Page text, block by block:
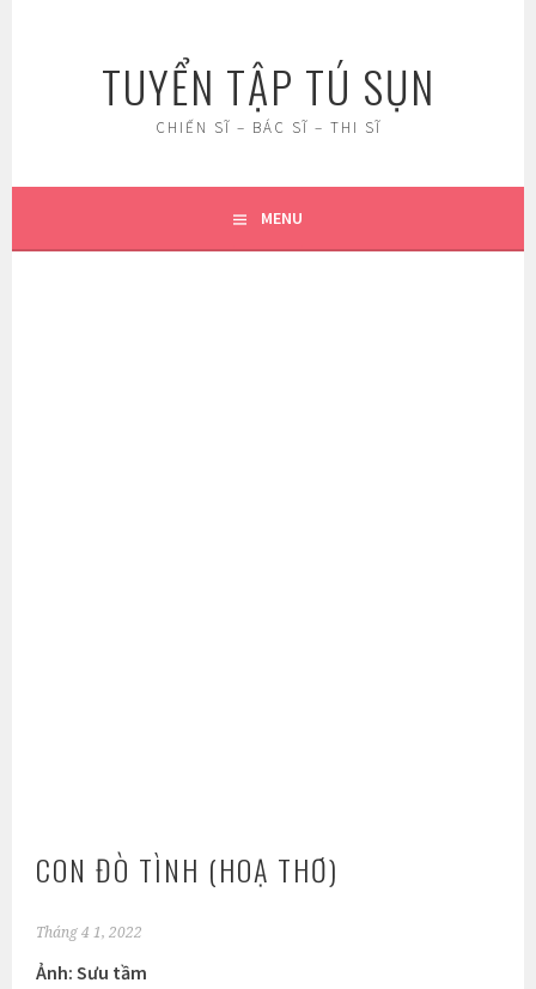
TUYỂN TẬP TÚ SỤN
CHIẾN SĨ – BÁC SĨ – THI SĨ
MENU
CON ĐÒ TÌNH (HOẠ THƠ)
Tháng 4 1, 2022
Ảnh: Sưu tầm